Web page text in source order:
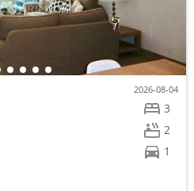
3
2
1
2026-08-04